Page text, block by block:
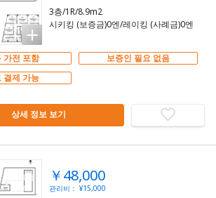
3층/1R/8.9m2
시키킹 (보증금)0엔/레이킹 (사례금)0엔
가전 포함
보증인 필요 없음
결제 가능
상세 정보 보기
￥48,000
관리비： ¥15,000